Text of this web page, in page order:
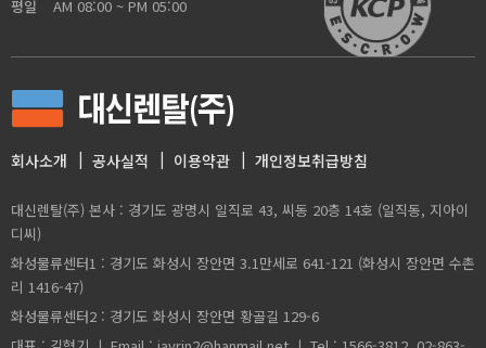
평일 AM 08:00 ~ PM 05:00
회사소개 공사실적 이용약관 개인정보취급방침
대신렌탈(주) 본사 : 경기도 광명시 일직로 43, 씨동 20층 14호 (일직동, 지아이
디씨)
화성물류센터1 : 경기도 화성시 장안면 3.1만세로 641-121 (화성시 장안면 수촌
리 1416-47)
화성물류센터2 : 경기도 화성시 장안면 황골길 129-6